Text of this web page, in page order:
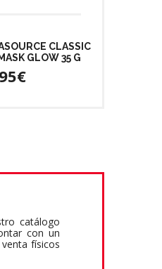
CLASSIC
GLOW 35 G
catálogo
con un
físicos